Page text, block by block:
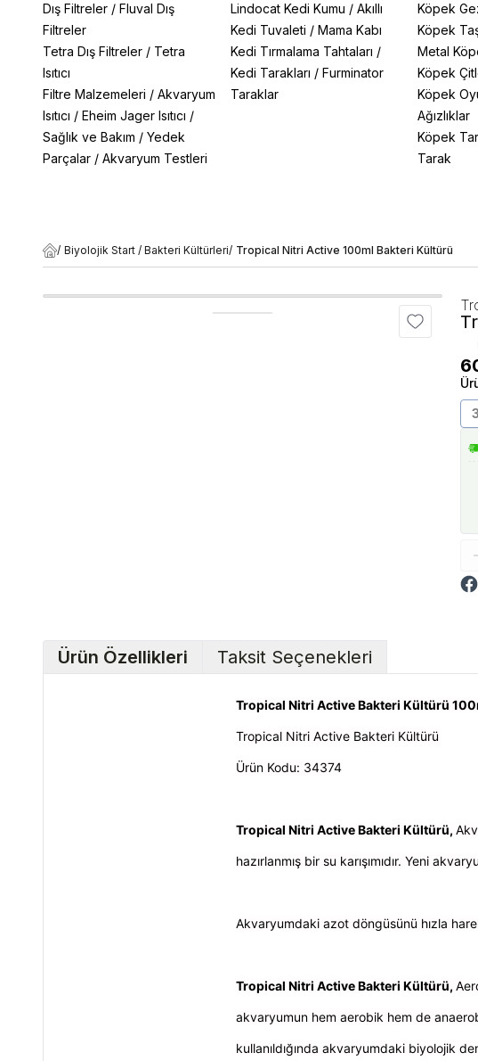
Dış Filtreler / Fluval Dış
Filtreler
Tetra Dış Filtreler / Tetra
Isıtıcı
Filtre Malzemeleri / Akvaryum
Isıtıcı / Eheim Jager Isıtıcı /
Sağlık ve Bakım / Yedek
Parçalar / Akvaryum Testleri
Lindocat Kedi Kumu / Akıllı
Kedi Tuvaleti / Mama Kabı
Kedi Tırmalama Tahtaları /
Kedi Tarakları / Furminator
Taraklar
Köpek
Köpek
Metal
Köpek
Köpek
Ağızlıklar
Köpek
Tarak
/ Biyolojik Start / Bakteri Kültürleri/ Tropical Nitri Active 100ml Bakteri Kültürü
Ürün Özellikleri Taksit Seçenekleri
Tropical Nitri Active Bakteri Kültürü
Tropical Nitri Active Bakteri Kültürü
Ürün Kodu: 34374
Tropical Nitri Active Bakteri Kültürü,
hazırlanmış bir su karışımıdır. Yeni
Akvaryumdaki azot döngüsünü hızla
Tropical Nitri Active Bakteri Kültürü,
akvaryumun hem aerobik hem de
kullanıldığında akvaryumdaki biyolojik